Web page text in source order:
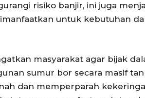
risiko banjir, ini juga
untuk kebutuhan
masyarakat agar bijak
sumur bor secara masif
dan memperparah